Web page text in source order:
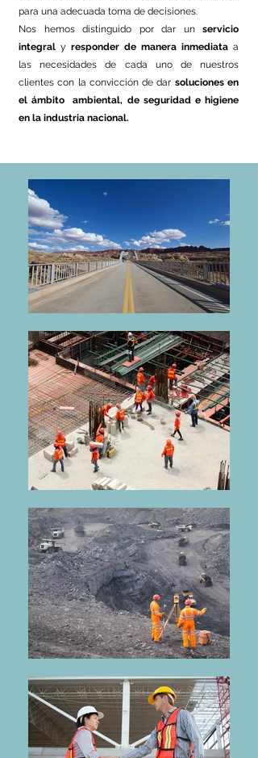
para una adecuada toma de decisiones.
Nos hemos distinguido por dar un servicio
integral y responder de manera inmediata a
las necesidades de cada uno de nuestros
clientes con la convicción de dar soluciones en
el ámbito ambiental, de seguridad e higiene
en la industria nacional.